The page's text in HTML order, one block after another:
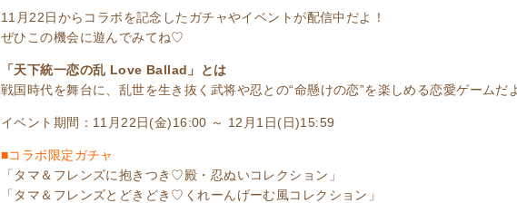
11月22日からコラボを記念したガチャやイベントが配信中だよ！
ぜひこの機会に遊んでみてね♡
「天下統一恋の乱 Love Ballad」とは
戦国時代を舞台に、乱世を生き抜く武将や忍との“命懸けの恋”を楽しめる恋愛ゲームだ
イベント期間：11月22日(金)16:00 ～ 12月1日(日)15:59
■コラボ限定ガチャ
「タマ＆フレンズに抱きつき♡殿・忍ぬいコレクション」
「タマ＆フレンズとどきどき♡くれーんげーむ風コレクション」